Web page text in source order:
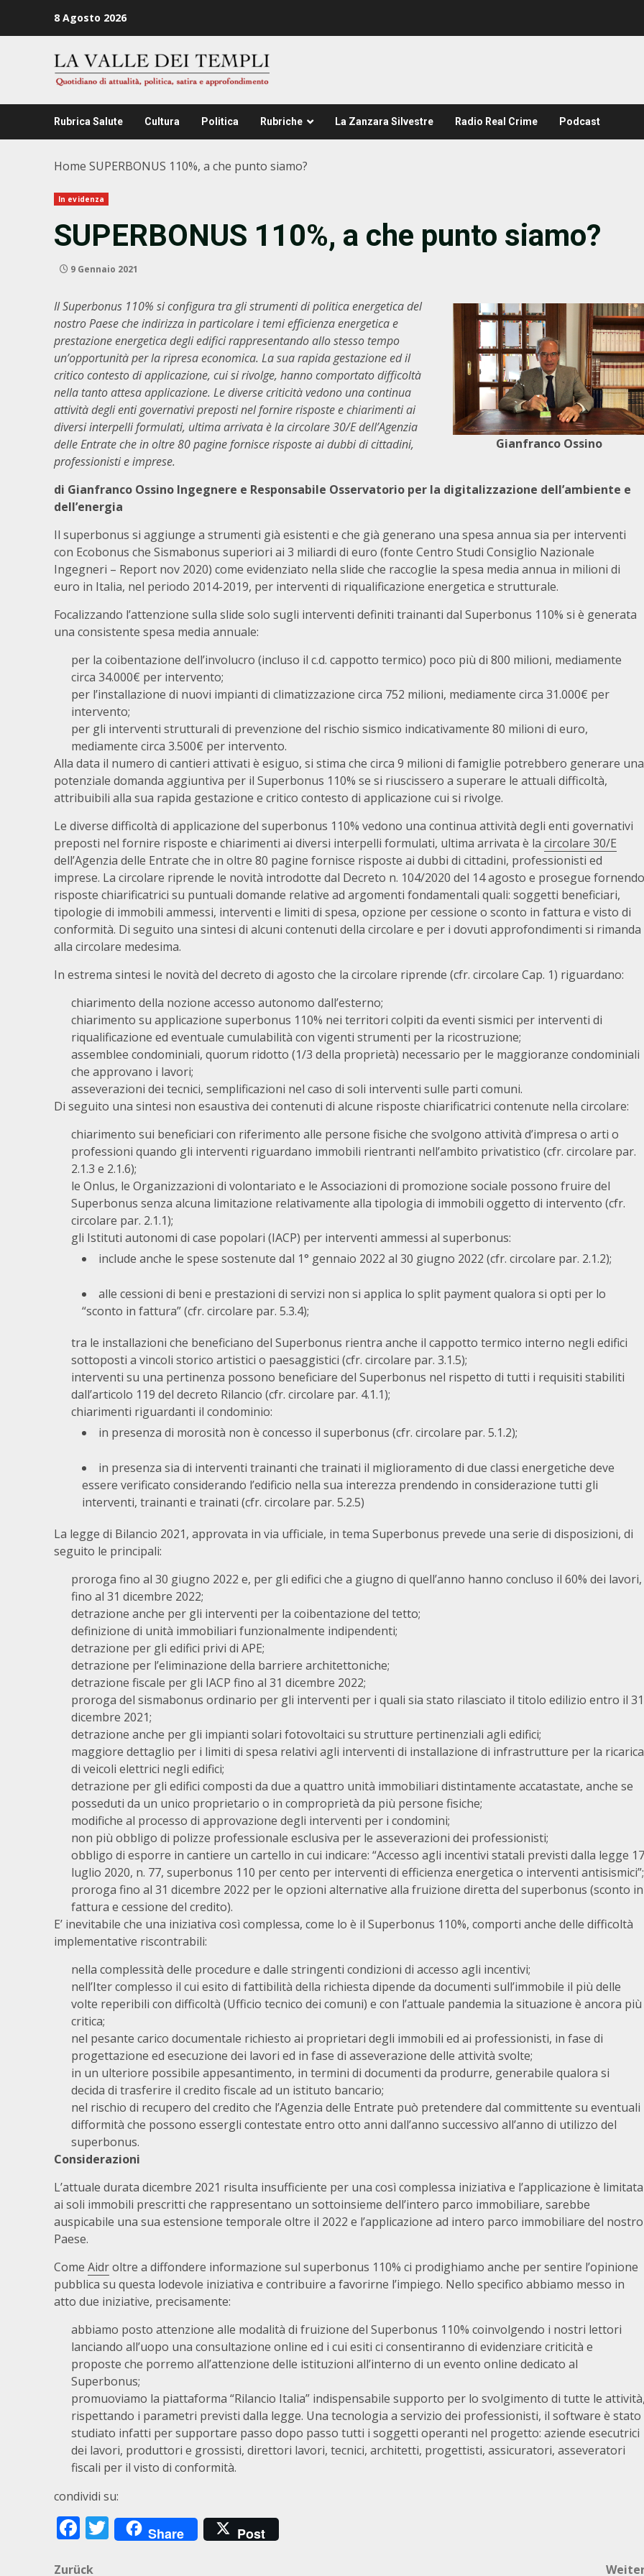
8 Agosto 2026
Rubrica Salute Cultura Politica Rubriche La Zanzara Silvestre Radio Real Crime Podcast
Home SUPERBONUS 110%, a che punto siamo?
In evidenza
SUPERBONUS 110%, a che punto siamo?
9 Gennaio 2021
Gianfranco Ossino
Il Superbonus 110% si configura tra gli strumenti di politica energetica del
nostro Paese che indirizza in particolare i temi efficienza energetica e
prestazione energetica degli edifici rappresentando allo stesso tempo
un’opportunità per la ripresa economica. La sua rapida gestazione ed il
critico contesto di applicazione, cui si rivolge, hanno comportato difficoltà
nella tanto attesa applicazione. Le diverse criticità vedono una continua
attività degli enti governativi preposti nel fornire risposte e chiarimenti ai
diversi interpelli formulati, ultima arrivata è la circolare 30/E dell’Agenzia
delle Entrate che in oltre 80 pagine fornisce risposte ai dubbi di cittadini,
professionisti e imprese.
di Gianfranco Ossino Ingegnere e Responsabile Osservatorio per la digitalizzazione dell’ambiente e
dell’energia
Il superbonus si aggiunge a strumenti già esistenti e che già generano una spesa annua sia per interventi
con Ecobonus che Sismabonus superiori ai 3 miliardi di euro (fonte Centro Studi Consiglio Nazionale
Ingegneri – Report nov 2020) come evidenziato nella slide che raccoglie la spesa media annua in milioni di
euro in Italia, nel periodo 2014-2019, per interventi di riqualificazione energetica e strutturale.
Focalizzando l’attenzione sulla slide solo sugli interventi definiti trainanti dal Superbonus 110% si è generata
una consistente spesa media annuale:
per la coibentazione dell’involucro (incluso il c.d. cappotto termico) poco più di 800 milioni, mediamente
circa 34.000€ per intervento;
per l’installazione di nuovi impianti di climatizzazione circa 752 milioni, mediamente circa 31.000€ per
intervento;
per gli interventi strutturali di prevenzione del rischio sismico indicativamente 80 milioni di euro,
mediamente circa 3.500€ per intervento.
Alla data il numero di cantieri attivati è esiguo, si stima che circa 9 milioni di famiglie potrebbero generare una
potenziale domanda aggiuntiva per il Superbonus 110% se si riuscissero a superare le attuali difficoltà,
attribuibili alla sua rapida gestazione e critico contesto di applicazione cui si rivolge.
Le diverse difficoltà di applicazione del superbonus 110% vedono una continua attività degli enti governativi
preposti nel fornire risposte e chiarimenti ai diversi interpelli formulati, ultima arrivata è la circolare 30/E
dell’Agenzia delle Entrate che in oltre 80 pagine fornisce risposte ai dubbi di cittadini, professionisti ed
imprese. La circolare riprende le novità introdotte dal Decreto n. 104/2020 del 14 agosto e prosegue fornendo
risposte chiarificatrici su puntuali domande relative ad argomenti fondamentali quali: soggetti beneficiari,
tipologie di immobili ammessi, interventi e limiti di spesa, opzione per cessione o sconto in fattura e visto di
conformità. Di seguito una sintesi di alcuni contenuti della circolare e per i dovuti approfondimenti si rimanda
alla circolare medesima.
In estrema sintesi le novità del decreto di agosto che la circolare riprende (cfr. circolare Cap. 1) riguardano:
chiarimento della nozione accesso autonomo dall’esterno;
chiarimento su applicazione superbonus 110% nei territori colpiti da eventi sismici per interventi di
riqualificazione ed eventuale cumulabilità con vigenti strumenti per la ricostruzione;
assemblee condominiali, quorum ridotto (1/3 della proprietà) necessario per le maggioranze condominiali
che approvano i lavori;
asseverazioni dei tecnici, semplificazioni nel caso di soli interventi sulle parti comuni.
Di seguito una sintesi non esaustiva dei contenuti di alcune risposte chiarificatrici contenute nella circolare:
chiarimento sui beneficiari con riferimento alle persone fisiche che svolgono attività d’impresa o arti o
professioni quando gli interventi riguardano immobili rientranti nell’ambito privatistico (cfr. circolare par.
2.1.3 e 2.1.6);
le Onlus, le Organizzazioni di volontariato e le Associazioni di promozione sociale possono fruire del
Superbonus senza alcuna limitazione relativamente alla tipologia di immobili oggetto di intervento (cfr.
circolare par. 2.1.1);
gli Istituti autonomi di case popolari (IACP) per interventi ammessi al superbonus:
include anche le spese sostenute dal 1° gennaio 2022 al 30 giugno 2022 (cfr. circolare par. 2.1.2);
alle cessioni di beni e prestazioni di servizi non si applica lo split payment qualora si opti per lo
“sconto in fattura” (cfr. circolare par. 5.3.4);
tra le installazioni che beneficiano del Superbonus rientra anche il cappotto termico interno negli edifici
sottoposti a vincoli storico artistici o paesaggistici (cfr. circolare par. 3.1.5);
interventi su una pertinenza possono beneficiare del Superbonus nel rispetto di tutti i requisiti stabiliti
dall’articolo 119 del decreto Rilancio (cfr. circolare par. 4.1.1);
chiarimenti riguardanti il condominio:
in presenza di morosità non è concesso il superbonus (cfr. circolare par. 5.1.2);
in presenza sia di interventi trainanti che trainati il miglioramento di due classi energetiche deve
essere verificato considerando l’edificio nella sua interezza prendendo in considerazione tutti gli
interventi, trainanti e trainati (cfr. circolare par. 5.2.5)
La legge di Bilancio 2021, approvata in via ufficiale, in tema Superbonus prevede una serie di disposizioni, di
seguito le principali:
proroga fino al 30 giugno 2022 e, per gli edifici che a giugno di quell’anno hanno concluso il 60% dei lavori,
fino al 31 dicembre 2022;
detrazione anche per gli interventi per la coibentazione del tetto;
definizione di unità immobiliari funzionalmente indipendenti;
detrazione per gli edifici privi di APE;
detrazione per l’eliminazione della barriere architettoniche;
detrazione fiscale per gli IACP fino al 31 dicembre 2022;
proroga del sismabonus ordinario per gli interventi per i quali sia stato rilasciato il titolo edilizio entro il 31
dicembre 2021;
detrazione anche per gli impianti solari fotovoltaici su strutture pertinenziali agli edifici;
maggiore dettaglio per i limiti di spesa relativi agli interventi di installazione di infrastrutture per la ricarica
di veicoli elettrici negli edifici;
detrazione per gli edifici composti da due a quattro unità immobiliari distintamente accatastate, anche se
posseduti da un unico proprietario o in comproprietà da più persone fisiche;
modifiche al processo di approvazione degli interventi per i condomini;
non più obbligo di polizze professionale esclusiva per le asseverazioni dei professionisti;
obbligo di esporre in cantiere un cartello in cui indicare: “Accesso agli incentivi statali previsti dalla legge 17
luglio 2020, n. 77, superbonus 110 per cento per interventi di efficienza energetica o interventi antisismici”;
proroga fino al 31 dicembre 2022 per le opzioni alternative alla fruizione diretta del superbonus (sconto in
fattura e cessione del credito).
E’ inevitabile che una iniziativa così complessa, come lo è il Superbonus 110%, comporti anche delle difficoltà
implementative riscontrabili:
nella complessità delle procedure e dalle stringenti condizioni di accesso agli incentivi;
nell’Iter complesso il cui esito di fattibilità della richiesta dipende da documenti sull’immobile il più delle
volte reperibili con difficoltà (Ufficio tecnico dei comuni) e con l’attuale pandemia la situazione è ancora più
critica;
nel pesante carico documentale richiesto ai proprietari degli immobili ed ai professionisti, in fase di
progettazione ed esecuzione dei lavori ed in fase di asseverazione delle attività svolte;
in un ulteriore possibile appesantimento, in termini di documenti da produrre, generabile qualora si
decida di trasferire il credito fiscale ad un istituto bancario;
nel rischio di recupero del credito che l’Agenzia delle Entrate può pretendere dal committente su eventuali
difformità che possono essergli contestate entro otto anni dall’anno successivo all’anno di utilizzo del
superbonus.
Considerazioni
L’attuale durata dicembre 2021 risulta insufficiente per una così complessa iniziativa e l’applicazione è limitata
ai soli immobili prescritti che rappresentano un sottoinsieme dell’intero parco immobiliare, sarebbe
auspicabile una sua estensione temporale oltre il 2022 e l’applicazione ad intero parco immobiliare del nostro
Paese.
Come Aidroltre a diffondere informazione sul superbonus 110% ci prodighiamo anche per sentire l’opinione
pubblica su questa lodevole iniziativa e contribuire a favorirne l’impiego. Nello specifico abbiamo messo in
atto due iniziative, precisamente:
abbiamo posto attenzione alle modalità di fruizione del Superbonus 110% coinvolgendo i nostri lettori
lanciando all’uopo una consultazione online ed i cui esiti ci consentiranno di evidenziare criticità e
proposte che porremo all’attenzione delle istituzioni all’interno di un evento online dedicato al
Superbonus;
promuoviamo la piattaforma “Rilancio Italia” indispensabile supporto per lo svolgimento di tutte le
rispettando i parametri previsti dalla legge. Una tecnologia a servizio dei professionisti, il software è stato
studiato infatti per supportare passo dopo passo tutti i soggetti operanti nel progetto: aziende esecutrici
dei lavori, produttori e grossisti, direttori lavori, tecnici, architetti, progettisti, assicuratori, asseveratori
fiscali per il visto di conformità.
condividi su:
Facebook
Twitter
Share Post
Zurück